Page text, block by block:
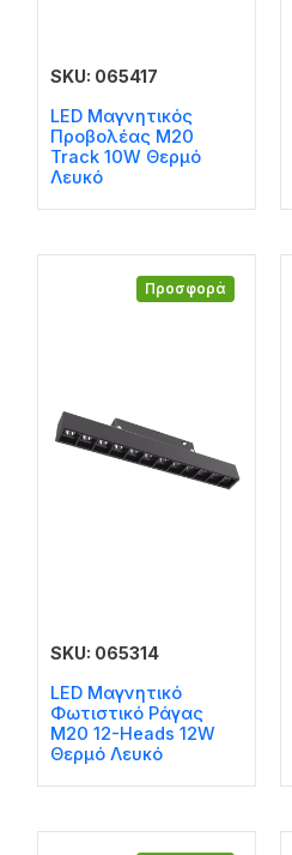
SKU: 065417
LED Μαγνητικός
Προβολέας M20
Track 10W Θερμό
Λευκό
Προσφορά
SKU: 065314
LED Μαγνητικό
Φωτιστικό Ράγας
M20 12-Heads 12W
Θερμό Λευκό